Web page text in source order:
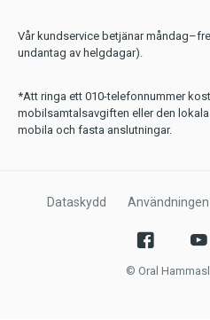
Vår kundservice betjänar
undantag av helgdagar).
*Att ringa ett 010-telefonnummer
mobilsamtalsavgiften eller den
mobila och fasta anslutningar.
Dataskydd
© Oral